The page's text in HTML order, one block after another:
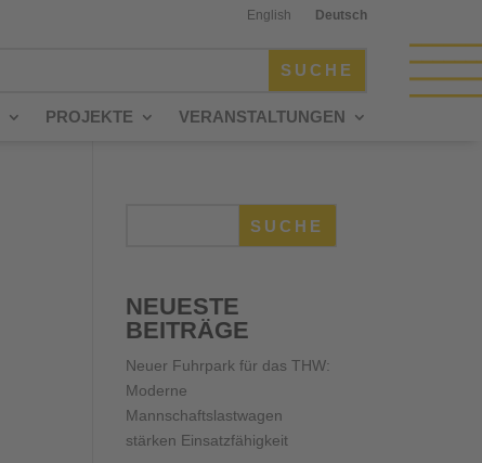
English Deutsch
PROJEKTE VERANSTALTUNGEN
SUCHE
NEUESTE
BEITRÄGE
Neuer Fuhrpark für das THW:
Moderne
Mannschaftslastwagen
stärken Einsatzfähigkeit